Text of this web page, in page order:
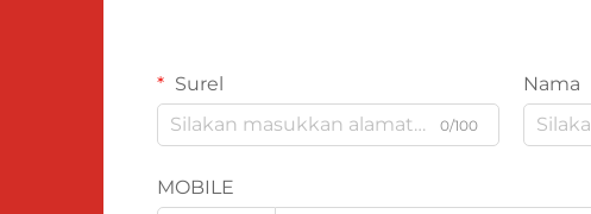
Surel
0/100
Nama
MOBILE